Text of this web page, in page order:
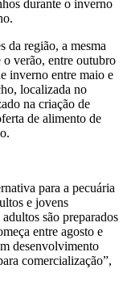
durante o inverno
da região, a mesma
verão, entre outubro
inverno entre maio e
localizada no
na criação de
de alimento de
para a pecuária
e jovens
são preparados
entre agosto e
desenvolvimento
comercialização”,